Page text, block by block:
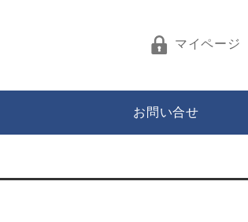
マイページ
お問い合せ